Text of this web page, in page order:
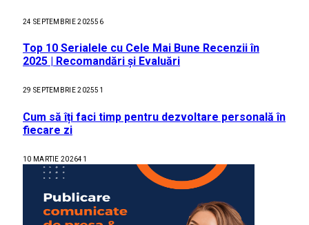
24 SEPTEMBRIE 202556
Top 10 Serialele cu Cele Mai Bune Recenzii în
2025 | Recomandări și Evaluări
29 SEPTEMBRIE 202551
Cum să îți faci timp pentru dezvoltare personală în
fiecare zi
10 MARTIE 202641